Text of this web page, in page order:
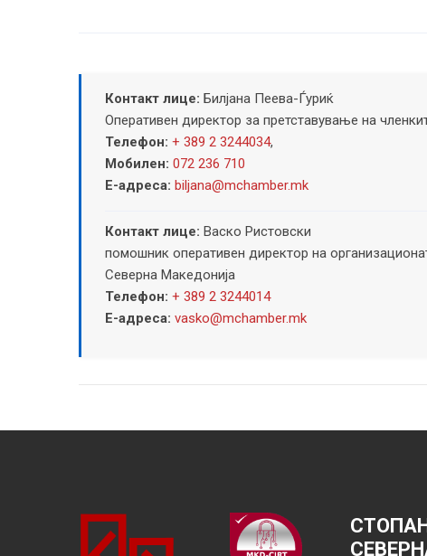
Контакт лице: Билјана Пеева-Ѓуриќ
Оперативен директор за претставување на
Телефон: + 389 2 3244034,
Мобилен: 072 236 710
Е-адреса: biljana@mchamber.mk
Контакт лице: Васко Ристовски
помошник оперативен директор на
Северна Македонија
Телефон: + 389 2 3244014
Е-адреса: vasko@mchamber.mk